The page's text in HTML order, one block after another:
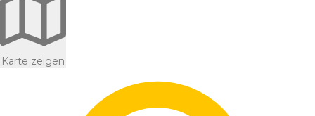
Karte zeigen